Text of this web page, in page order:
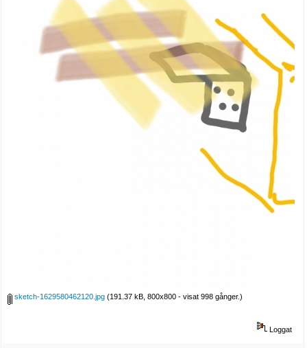
sketch-1629580462120.jpg (191.37 kB, 800x800 - visat 998 gånger.)
Loggat